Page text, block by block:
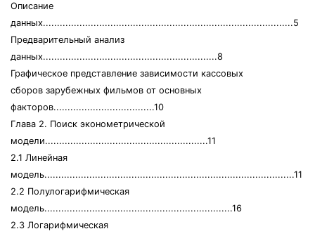
Описание
данных.........................................................................................5
Предварительный анализ
данных..............................................................8
Графическое представление зависимости кассовых
сборов зарубежных фильмов от основных
факторов....................................10
Глава 2. Поиск эконометрической
модели..........................................................11
2.1 Линейная
модель.........................................................................................11
2.2 Полулогарифмическая
модель...................................................................16
2.3 Логарифмическая